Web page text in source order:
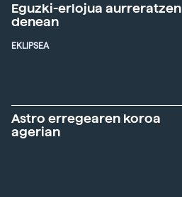
Eguzki-erlojua aurreratzen
denean
EKLIPSEA
Astro erregearen koroa
agerian